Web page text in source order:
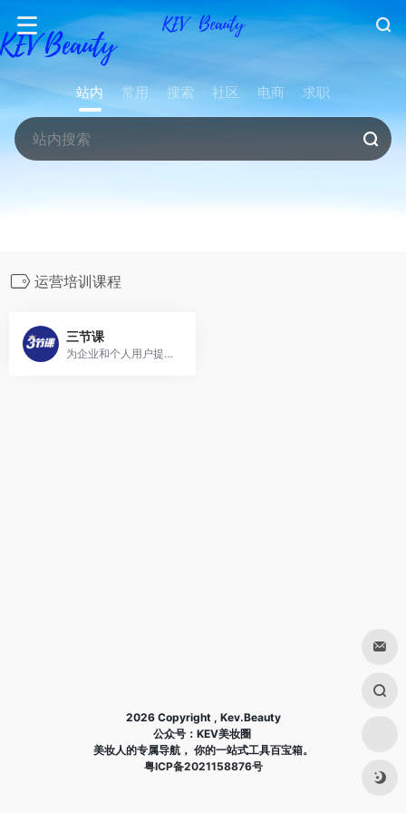
站内 常用 搜索 社区 电商 求职
运营培训课程
三节课
为企业和个人用户提供以 “内容+服务+平台” 为核心的数字化人才战略解决方案。
2026 Copyright , Kev.Beauty
公众号：KEV美妆圈
美妆人的专属导航， 你的一站式工具百宝箱。
粤ICP备2021158876号